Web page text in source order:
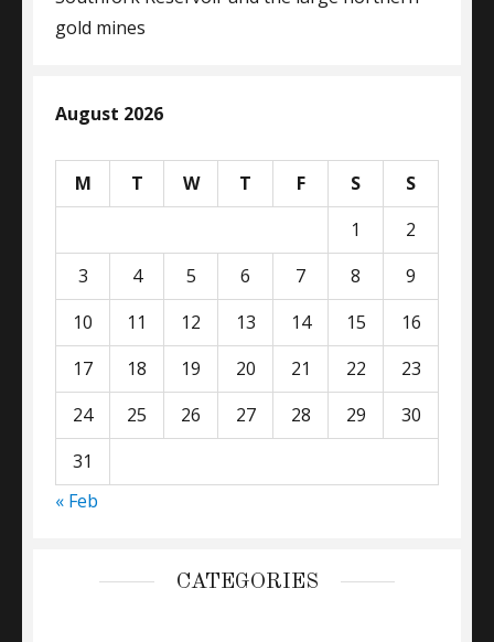
gold mines
August 2026
M T W T F S
S
1
2
3
4 5 6 7 8
9
10
11 12 13 14 15
16
17
18 19 20 21 22
23
24
25 26 27 28 29
30
31
« Feb
CATEGORIES